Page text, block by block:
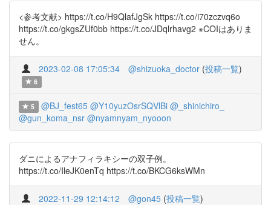
<参考文献> https://t.co/H9QlafJgSk https://t.co/i70zczvq6o
https://t.co/gkgsZUf0bb https://t.co/JDqlrhavg2 ※COIはありま
せん。
2023-02-08 17:05:34 @shizuoka_doctor (投稿一覧)
6
5 @BJ_fest65 @Y10yuzOsrSQVlBi @_shinichiro_
@gun_koma_nsr @nyamnyam_nyooon
ダニによるアナフィラキシーの双子例。
https://t.co/IleJK0enTq https://t.co/BKCG6ksWMn
2022-11-29 12:14:12 @gon45 (投稿一覧)